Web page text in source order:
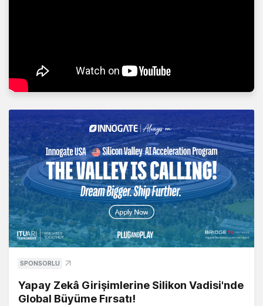
SPONSORLU
Yapay Zekâ Girişimlerine Silikon Vadisi'nde
Global Büyüme Fırsatı!